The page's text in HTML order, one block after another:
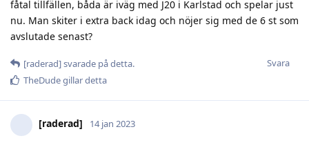
fåtal tillfällen, båda är iväg med J20 i Karlstad och spelar just
nu. Man skiter i extra back idag och nöjer sig med de 6 st som
avslutade senast?
Svara
[raderad]svarade på detta.
TheDudegillar detta
[raderad] 14 jan 2023